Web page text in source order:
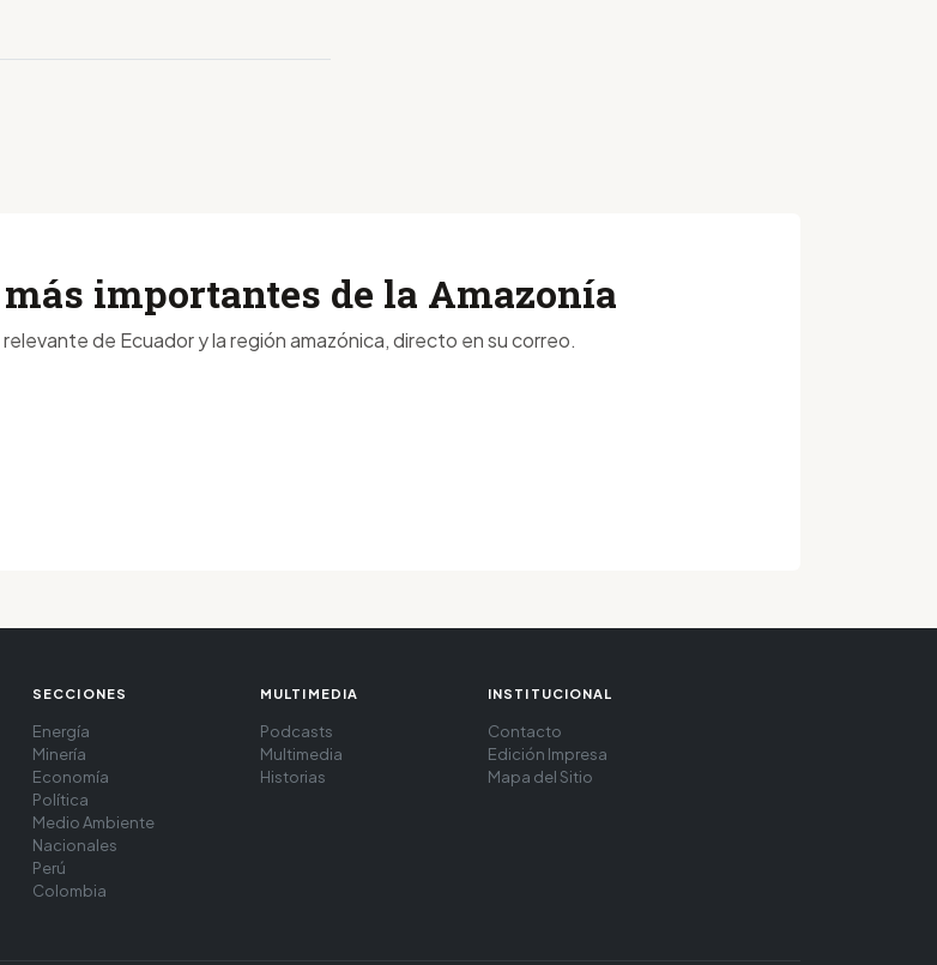
importantes de la Amazonía
de Ecuador y la región amazónica, directo en su correo.
SECCIONES
Energía
Minería
Economía
Política
Medio Ambiente
Nacionales
Perú
Colombia
MULTIMEDIA
Podcasts
Multimedia
Historias
INSTITUCIONAL
Contacto
Edición Impresa
Mapa del Sitio